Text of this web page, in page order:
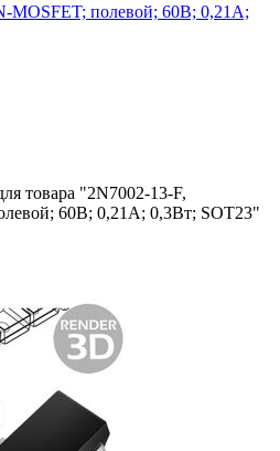
MOSFET; полевой; 60В; 0,21А;
товара "2N7002-13-F,
60В; 0,21А; 0,3Вт; SOT23"